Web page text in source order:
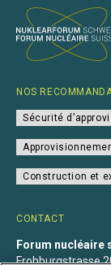
CONTACT
Forum nucléaire
Frohburgstrasse
NOS
Sécurité
Construction et